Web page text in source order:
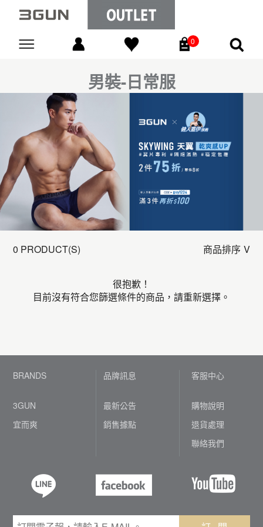
0
男裝-日常服
0 PRODUCT(S) 商品排序
很抱歉！
目前沒有符合您篩選條件的商品，請重新選擇。
BRANDS
3GUN
宜而爽
品牌訊息
最新公告
銷售據點
客服中心
購物說明
退貨處理
聯絡我們